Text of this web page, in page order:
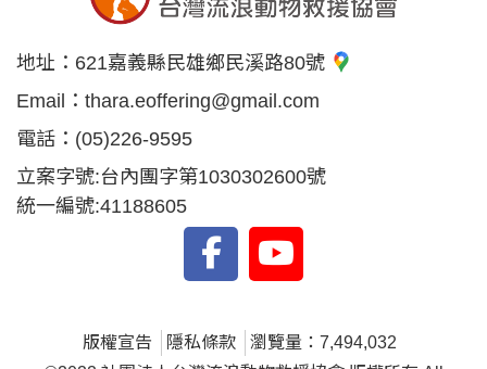
地址： 621嘉義縣民雄鄉民溪路80號
Email： thara.eoffering@gmail.com
電話： (05)226-9595
立案字號:台內團字第1030302600號
統一編號:41188605
版權宣告 隱私條款
瀏覽量：7,494,032